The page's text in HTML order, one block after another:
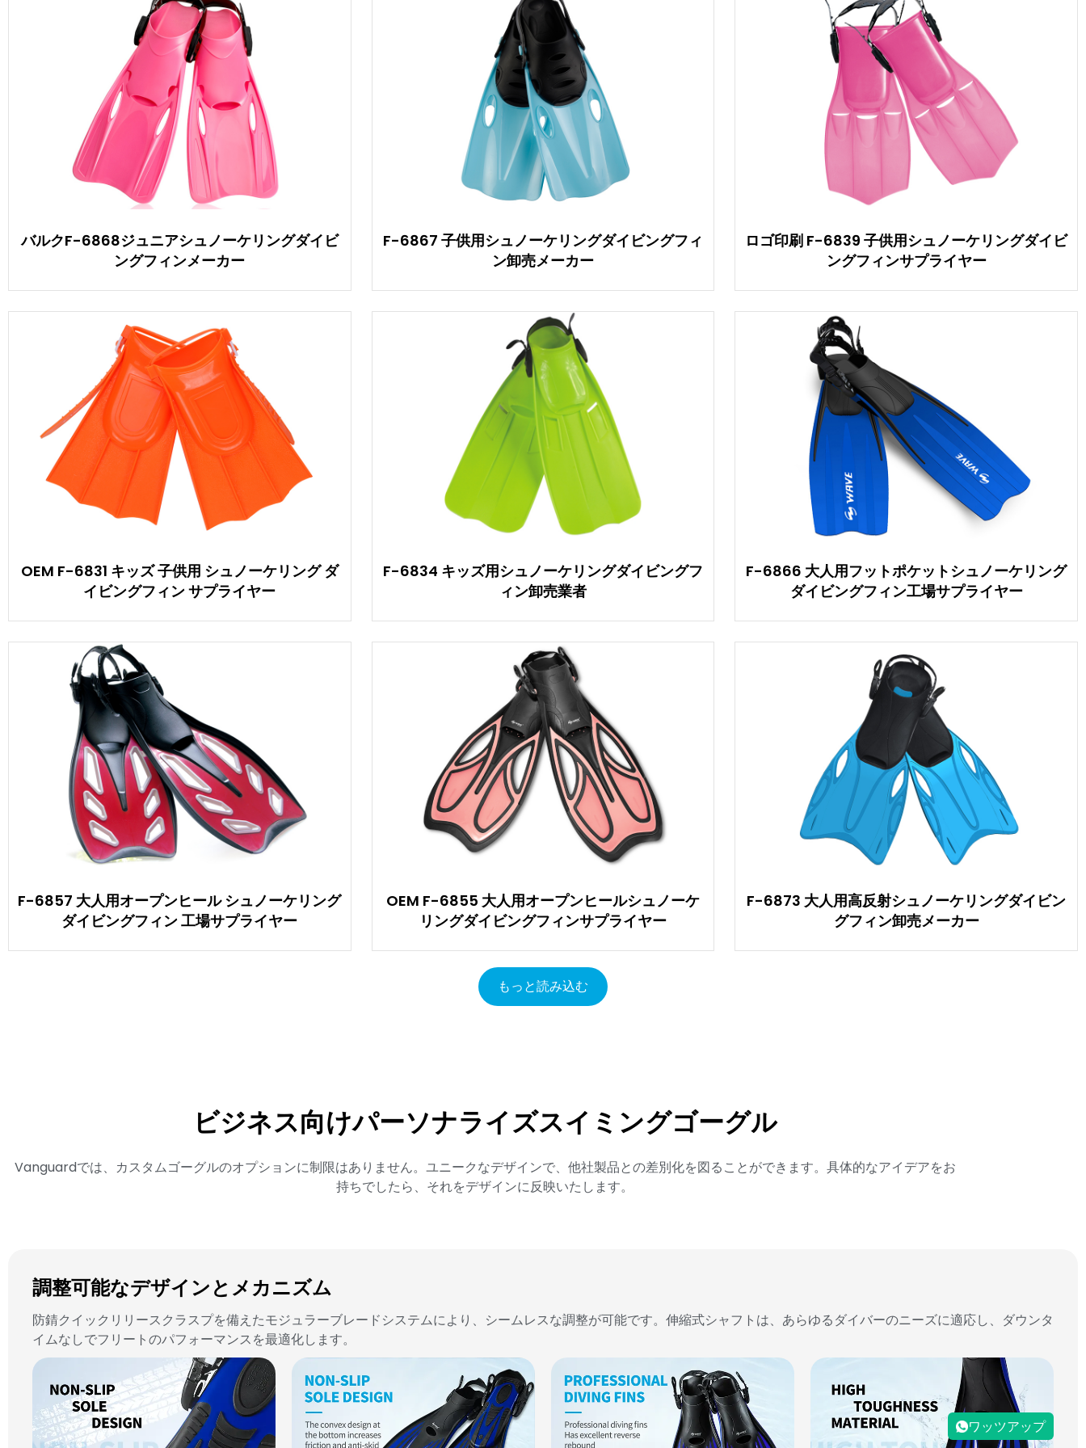
バルクF-6868ジュニアシュノーケリングダイビ
ングフィンメーカー
F-6867 子供用シュノーケリングダイビングフィ
ン卸売メーカー
ロゴ印刷 F-6839 子供用シュノーケリングダイビ
ングフィンサプライヤー
OEM F-6831 キッズ 子供用 シュノーケリング ダ
イビングフィン サプライヤー
F-6834 キッズ用シュノーケリングダイビングフ
ィン卸売業者
F-6866 大人用フットポケットシュノーケリング
ダイビングフィン工場サプライヤー
F-6857 大人用オープンヒール シュノーケリング
ダイビングフィン 工場サプライヤー
OEM F-6855 大人用オープンヒールシュノーケ
リングダイビングフィンサプライヤー
F-6873 大人用高反射シュノーケリングダイビン
グフィン卸売メーカー
もっと読み込む
ビジネス向けパーソナライズスイミングゴーグル
Vanguardでは、カスタムゴーグルのオプションに制限はありません。ユニークなデザインで、他社製品との差別化を図ることができます。具体的なアイデアをお
持ちでしたら、それをデザインに反映いたします。
調整可能なデザインとメカニズム
防錆クイックリリースクラスプを備えたモジュラーブレードシステムにより、シームレスな調整が可能です。伸縮式シャフトは、あらゆるダイバーのニーズに適応し、ダウンタ
イムなしでフリートのパフォーマンスを最適化します。
ワッツアップ